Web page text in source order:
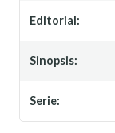
Editorial:
Sinopsis:
Serie: